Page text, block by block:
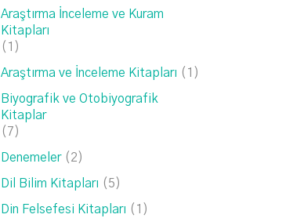
Araştırma İnceleme ve Kuram
Kitapları
(1)
Araştırma ve İnceleme Kitapları (1)
Biyografik ve Otobiyografik
Kitaplar
(7)
Denemeler (2)
Dil Bilim Kitapları (5)
Din Felsefesi Kitapları (1)